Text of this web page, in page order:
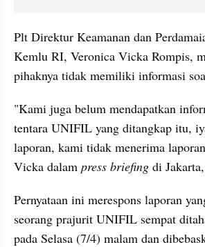
Plt Direktur Keamanan dan
Kemlu RI, Veronica Vicka Rompis,
pihaknya tidak memiliki informasi
"Kami juga belum mendapatkan
tentara UNIFIL yang ditangkap itu,
laporan, kami tidak menerima
Vicka dalam press briefing di
Pernyataan ini merespons laporan
seorang prajurit UNIFIL sempat
pada Selasa (7/4) malam dan